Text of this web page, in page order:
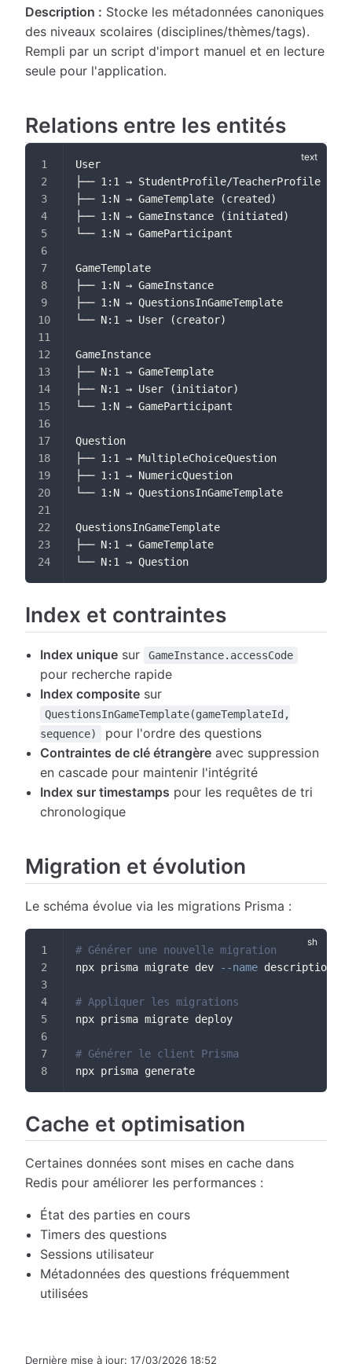
Description : Stocke les métadonnées canoniques
des niveaux scolaires (disciplines/thèmes/tags).
Rempli par un script d'import manuel et en lecture
seule pour l'application.
Relations entre les entités
User
├── 1:1 → StudentProfile/TeacherProfile
├── 1:N → GameTemplate (created)
├── 1:N → GameInstance (initiated)
└── 1:N → GameParticipant
GameTemplate
├── 1:N → GameInstance
├── 1:N → QuestionsInGameTemplate
└── N:1 → User (creator)
GameInstance
├── N:1 → GameTemplate
├── N:1 → User (initiator)
└── 1:N → GameParticipant
Question
├── 1:1 → MultipleChoiceQuestion
├── 1:1 → NumericQuestion
└── 1:N → QuestionsInGameTemplate
QuestionsInGameTemplate
├── N:1 → GameTemplate
└── N:1 → Question
Index et contraintes
Index unique sur GameInstance.accessCode
pour recherche rapide
Index composite sur
QuestionsInGameTemplate(gameTemplateId,
sequence)
pour l'ordre des questions
Contraintes de clé étrangère avec suppression
en cascade pour maintenir l'intégrité
Index sur timestamps pour les requêtes de tri
chronologique
Migration et évolution
Le schéma évolue via les migrations Prisma :
# Générer une nouvelle migration
npx prisma migrate dev
--name
# Appliquer les migrations
npx prisma migrate deploy
# Générer le client Prisma
npx prisma generate
Cache et optimisation
Certaines données sont mises en cache dans
Redis pour améliorer les performances :
État des parties en cours
Timers des questions
Sessions utilisateur
Métadonnées des questions fréquemment
utilisées
Dernière mise à jour: 17/03/2026 18:52